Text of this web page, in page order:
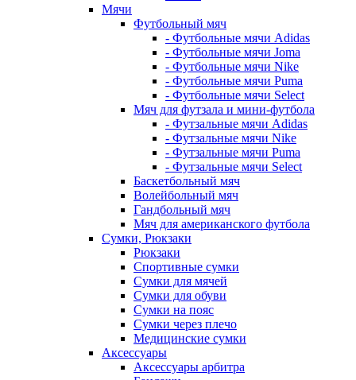
Мячи
Футбольный мяч
- Футбольные мячи Adidas
- Футбольные мячи Joma
- Футбольные мячи Nike
- Футбольные мячи Puma
- Футбольные мячи Select
Мяч для футзала и мини-футбола
- Футзальные мячи Adidas
- Футзальные мячи Nike
- Футзальные мячи Puma
- Футзальные мячи Select
Баскетбольный мяч
Волейбольный мяч
Гандбольный мяч
Мяч для американского футбола
Сумки, Рюкзаки
Рюкзаки
Спортивные сумки
Сумки для мячей
Сумки для обуви
Сумки на пояс
Сумки через плечо
Медицинские сумки
Аксессуары
Аксессуары арбитра